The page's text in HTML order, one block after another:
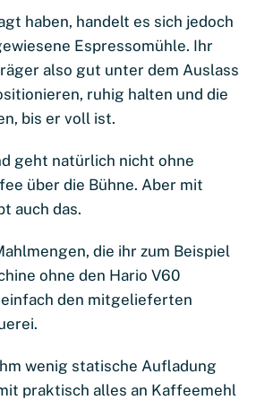
haben, handelt es sich jedoch
Espressomühle. Ihr
also gut unter dem Auslass
ruhig halten und die
bis er voll ist.
geht natürlich nicht ohne
über die Bühne. Aber mit
auch das.
die ihr zum Beispiel
ohne den Hario V60
den mitgelieferten
wenig statische Aufladung
praktisch alles an Kaffeemehl